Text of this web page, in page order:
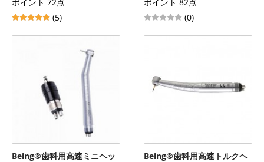
(5)
(0)
Being®歯科用高速ミニヘッ
Being®歯科用高速トルクヘ